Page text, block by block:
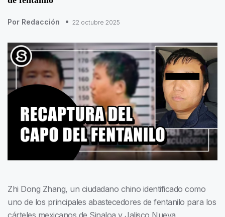
Por Redacción 22 octubre 2025
Zhi Dong Zhang, un ciudadano chino identificado como
uno de los principales abastecedores de fentanilo para los